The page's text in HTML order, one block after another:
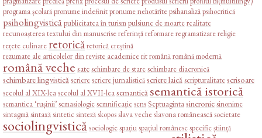
programa școlarăpronume indefinitpronume nehotărîtepsihanalizăpsihocritică
psiholingvisticăpublicitatea în turismpulsiune de moarterealitate
recunoașterea textului din manuscrisereferințăreformareregramatizarereligie
rețete culinare retoricăretorică creștină
rezumate ale articolelor din reviste academiceritromânăromână modernă
română veche sateschimbare de stareschimbare diacronică
schimbare lingvisticăscrierescriere jurnalisticăscriere laicăscripturalitatescrisoare
secolul al XIX-leasecolul al XVII-leasemanticăsemantică istorică
semantica ‘rușinii’semasiologiesemnificațiesens Septuagintasincroniesinonime
sintagmăsintaxăsinteticsintezăskoposslava vecheslavona româneascăsocietate
sociolingvisticăsociologiespațiuspațiul românescspecificștiință